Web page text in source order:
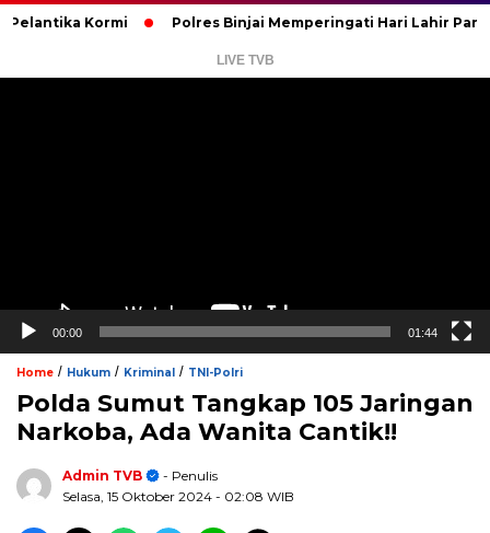
Kormi Polres Binjai Memperingati Hari Lahir Pancasila
LIVE TVB
00:00 01:44
Home / Hukum / Kriminal / TNI-Polri
Polda Sumut Tangkap 105 Jaringan
Narkoba, Ada Wanita Cantik!!
Admin TVB
- Penulis
Selasa, 15 Oktober 2024 - 02:08 WIB